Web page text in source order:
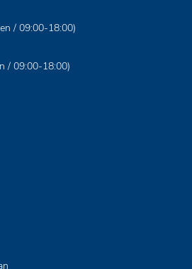
/ 09:00-18:00)
/ 09:00-18:00)